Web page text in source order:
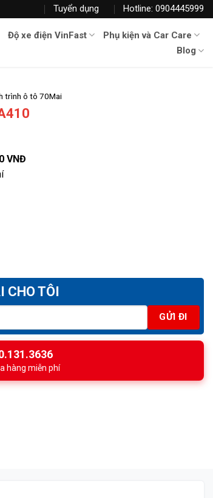
Tuyển dụng Hotline: 0904445999
Độ xe điện VinFast
Phụ kiện và Car Care
Blog
trình ô tô 70Mai
VNĐ
CHO TÔI
hàng miễn phí